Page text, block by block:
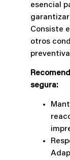
esencial
Consiste
otros
segura: